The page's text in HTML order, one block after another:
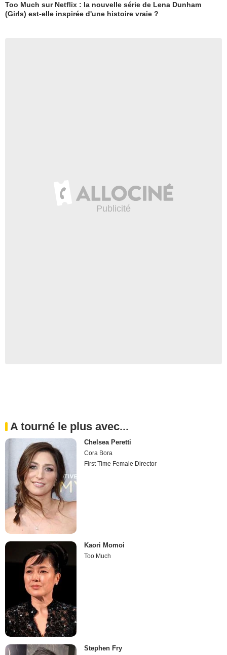
Too Much sur Netflix : la nouvelle série de Lena Dunham
(Girls) est-elle inspirée d'une histoire vraie ?
A tourné le plus avec...
Chelsea Peretti
Cora Bora
First Time Female Director
Kaori Momoi
Too Much
Stephen Fry